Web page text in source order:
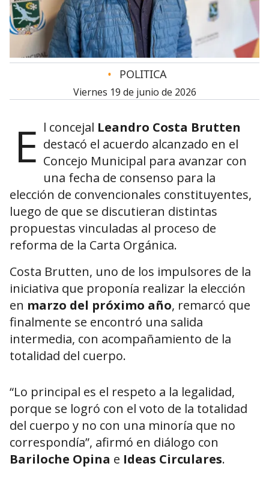
• POLITICA
viernes 19 de junio de 2026
E l concejal Leandro Costa Brutten
destacó el acuerdo alcanzado en el
Concejo Municipal para avanzar con
una fecha de consenso para la
elección de convencionales constituyentes,
luego de que se discutieran distintas
propuestas vinculadas al proceso de
reforma de la Carta Orgánica.
Costa Brutten, uno de los impulsores de la
iniciativa que proponía realizar la elección
en marzo del próximo año, remarcó que
finalmente se encontró una salida
intermedia, con acompañamiento de la
totalidad del cuerpo.
“Lo principal es el respeto a la legalidad,
porque se logró con el voto de la totalidad
del cuerpo y no con una minoría que no
correspondía”, afirmó en diálogo con
Bariloche Opina e Ideas Circulares.